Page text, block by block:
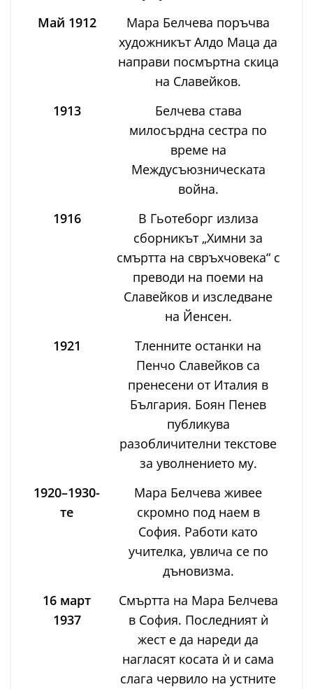
Май 1912
Мара Белчева поръчва
художникът Алдо Маца да
направи посмъртна скица
на Славейков.
1913
Белчева става
милосърдна сестра по
време на
Междусъюзническата
война.
1916
В Гьотеборг излиза
сборникът „Химни за
смъртта на свръхчовека“ с
преводи на поеми на
Славейков и изследване
на Йенсен.
1921
Тленните останки на
Пенчо Славейков са
пренесени от Италия в
България. Боян Пенев
публикува
разобличителни текстове
за уволнението му.
1920–1930-
те
Мара Белчева живее
скромно под наем в
София. Работи като
учителка, увлича се по
дъновизма.
16 март
1937
Смъртта на Мара Белчева
в София. Последният ѝ
жест е да нареди да
нагласят косата ѝ и сама
слага червило на устните